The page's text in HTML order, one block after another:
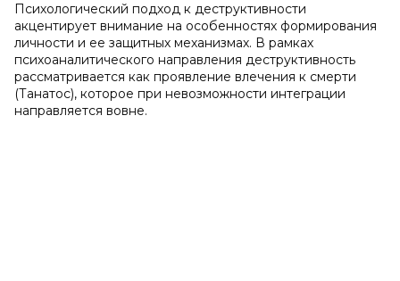
Психологический подход к деструктивности
акцентирует внимание на особенностях формирования
личности и ее защитных механизмах. В рамках
психоаналитического направления деструктивность
рассматривается как проявление влечения к смерти
(Танатос), которое при невозможности интеграции
направляется вовне.